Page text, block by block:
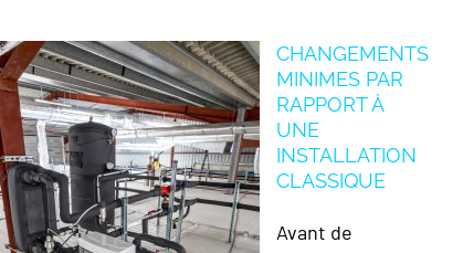
CHANGEMENTS
MINIMES PAR
RAPPORT À
UNE
INSTALLATION
CLASSIQUE
Avant de